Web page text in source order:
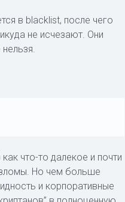
в blacklist, после чего
не исчезают. Они
что-то далекое и почти
Но чем больше
и корпоративные